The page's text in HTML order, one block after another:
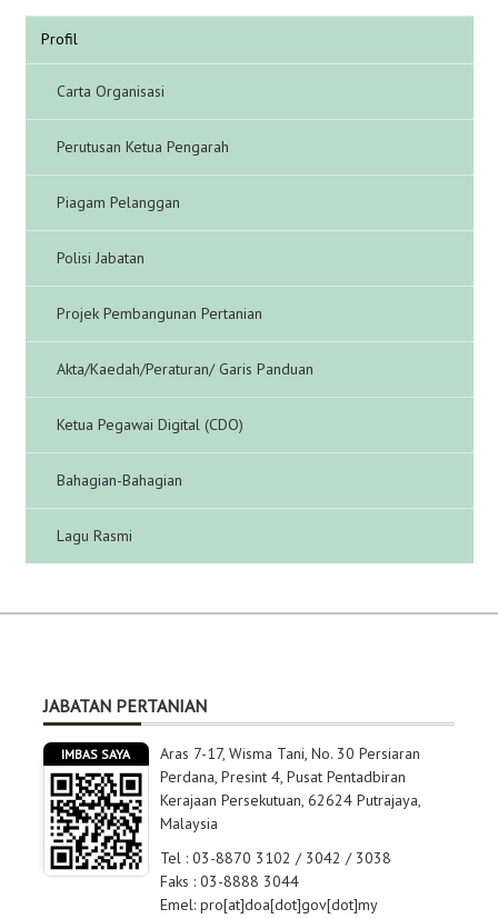
Profil
Carta Organisasi
Perutusan Ketua Pengarah
Piagam Pelanggan
Polisi Jabatan
Projek Pembangunan Pertanian
Akta/Kaedah/Peraturan/ Garis Panduan
Ketua Pegawai Digital (CDO)
Bahagian-Bahagian
Lagu Rasmi
JABATAN PERTANIAN
IMBAS SAYA
Aras 7-17, Wisma Tani, No. 30 Persiaran
Perdana, Presint 4, Pusat Pentadbiran
Kerajaan Persekutuan, 62624 Putrajaya,
Malaysia
Tel : 03-8870 3102 / 3042 / 3038
Faks : 03-8888 3044
Emel: pro[at]doa[dot]gov[dot]my